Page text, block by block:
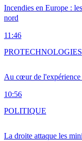
Incendies en Europe :
nord
11:46
Au cœur de
10:56
PROTECHNOLOGIES
La droite attaque les
POLITIQUE